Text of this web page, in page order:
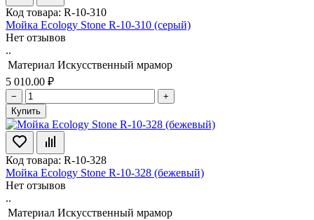
Код товара: R-10-310
Мойка Ecology Stone R-10-310 (серый)
Нет отзывов
..
Материал Искусственный мрамор
5 010.00 ₽
−
+
Купить
Код товара: R-10-328
Мойка Ecology Stone R-10-328 (бежевый)
Нет отзывов
..
Материал Искусственный мрамор